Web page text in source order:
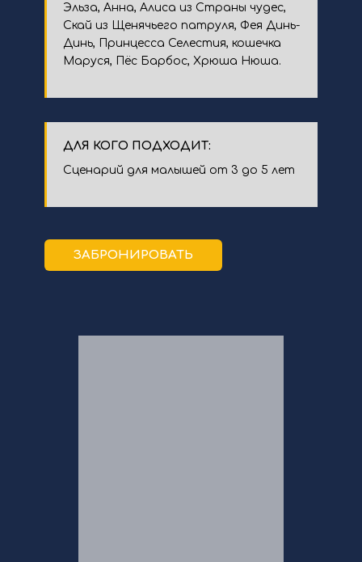
Эльза, Анна, Алиса из Страны чудес,
Скай из Щенячьего патруля, Фея Динь-
Динь, Принцесса Селестия, кошечка
Маруся, Пёс Барбос, Хрюша Нюша.
ДЛЯ КОГО ПОДХОДИТ:
Сценарий для малышей от 3 до 5 лет
ЗАБРОНИРОВАТЬ